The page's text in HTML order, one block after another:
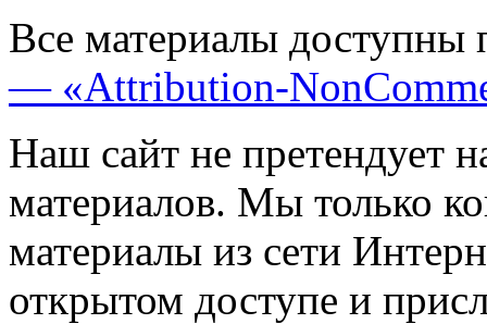
Все материалы доступны
— «Attribution-
Наш сайт не претендует
материалов. Мы только
материалы из сети
открытом доступе и